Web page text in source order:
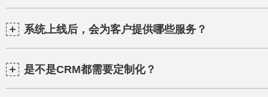
系统上线后，会为客户提供哪些服务？
是不是CRM都需要定制化？